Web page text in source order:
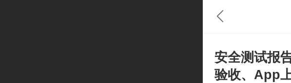
安全测试报
验收、App